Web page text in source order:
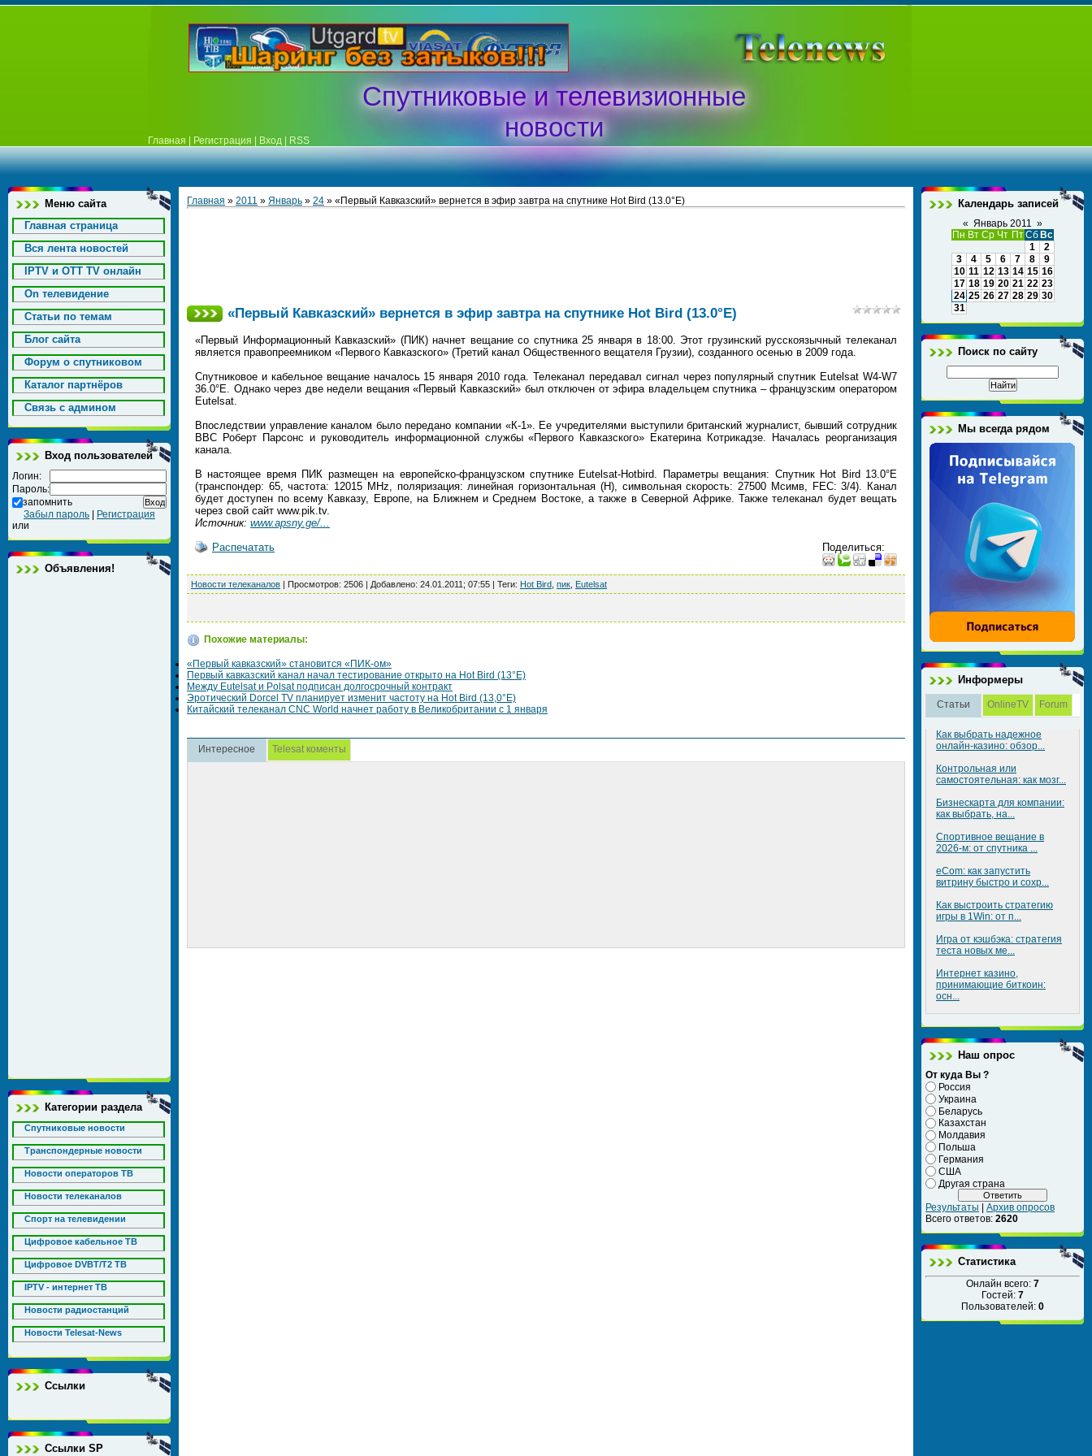
Спутниковые и телевизионные
новости
Главная Регистрация Вход RSS
Меню сайта
Главная страница
Вся лента новостей
IPTV и OTT TV онлайн
On телевидение
Статьи по темам
Блог сайта
Форум о спутниковом
Каталог партнёров
Cвязь с админом
Вход пользователей
Логин:
Пароль:
запомнить
Забыл пароль
Регистрация
или
Объявления!
Категории раздела
Спутниковые новости
Транспондерные новости
Новости операторов ТВ
Новости телеканалов
Спорт на телевидении
Цифровое кабельное ТВ
Цифровое DVBT/T2 ТВ
IPTV - интернет ТВ
Новости радиостанций
Новости Telesat-News
Ссылки
Ссылки SP
Главная » 2011 » Январь » 24 » «Первый Кавказский» вернется в эфир завтра на спутнике Hot Bird (13.0°E)
«Первый Кавказский» вернется в эфир завтра на спутнике Hot Bird (13.0°E)
«Первый Информационный Кавказский» (ПИК) начнет вещание со спутника 25 января в 18:00. Этот грузинский русскоязычный телеканал
является правопреемником «Первого Кавказского» (Третий канал Общественного вещателя Грузии), созданного осенью в 2009 года.
Спутниковое и кабельное вещание началось 15 января 2010 года. Телеканал передавал сигнал через популярный спутник Eutelsat W4-W7
36.0°E. Однако через две недели вещания «Первый Кавказский» был отключен от эфира владельцем спутника – французским оператором
Eutelsat.
Впоследствии управление каналом было передано компании «К-1». Ее учредителями выступили британский журналист, бывший сотрудник
ВВС Роберт Парсонс и руководитель информационной службы «Первого Кавказского» Екатерина Котрикадзе. Началась реорганизация
канала.
В настоящее время ПИК размещен на европейско-французском спутнике Eutelsat-Hotbird. Параметры вещания: Спутник Hot Bird 13.0°E
(транспондер: 65, частота: 12015 MHz, поляризация: линейная горизонтальная (H), символьная скорость: 27500 Мсимв, FEC: 3/4). Канал
будет доступен по всему Кавказу, Европе, на Ближнем и Среднем Востоке, а также в Северной Африке. Также телеканал будет вещать
через свой сайт www.pik.tv.
Источник: www.apsny.ge/...
Распечатать
Поделиться:
Новости телеканалов | Просмотров: 2506 | Добавлено: 24.01.2011; 07:55 | Теги: Hot Bird пик Eutelsat
Похожие материалы:
«Первый кавказский» становится «ПИК-ом»
Первый кавказский канал начал тестирование открыто на Hot Bird (13°E)
Между Eutelsat и Polsat подписан долгосрочный контракт
Эротический Dorcel TV планирует изменит частоту на Hot Bird (13,0°E)
Китайский телеканал CNC World начнет работу в Великобритании с 1 января
Интересное Telesat коменты
Календарь записей
« Январь 2011 »
Пн Вт Ср Чт ПтСб Вс
1
2
3
4 5 6 7 8
9
10 11 12 13 14 15 16
17 18 19 20 21 22 23
24 25 26 27 28 29 30
31
Поиск по сайту
Мы всегда рядом
Информеры
Статьи OnlineTV Forum
Как выбрать надежное
онлайн-казино: обзор...
Контрольная или
самостоятельная: как мозг...
Бизнескарта для компании:
как выбрать, на...
Спортивное вещание в
2026-м: от спутника ...
eCom: как запустить
витрину быстро и сохр...
Как выстроить стратегию
игры в 1Win: от п...
Игра от кэшбэка: стратегия
теста новых ме...
Интернет казино,
принимающие биткоин:
осн...
Наш опрос
От куда Вы ?
Россия
Украина
Беларусь
Казахстан
Молдавия
Польша
Германия
США
Другая страна
Результаты
Архив опросов
Всего ответов: 2620
Статистика
Онлайн всего: 7
Гостей: 7
Пользователей: 0